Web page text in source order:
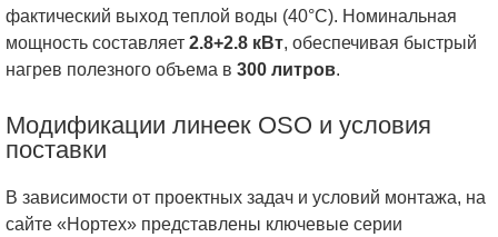
фактический выход теплой воды (40°C). Номинальная
мощность составляет 2.8+2.8 кВт, обеспечивая быстрый
нагрев полезного объема в 300 литров.
Модификации линеек OSO и условия
поставки
В зависимости от проектных задач и условий монтажа, на
сайте «Нортех» представлены ключевые серии